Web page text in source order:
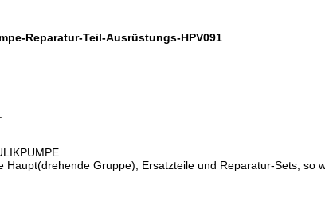
Reparatur-Teil-Ausrüstungs-HPV091
Gruppe), Ersatzteile und Reparatur-Sets, so